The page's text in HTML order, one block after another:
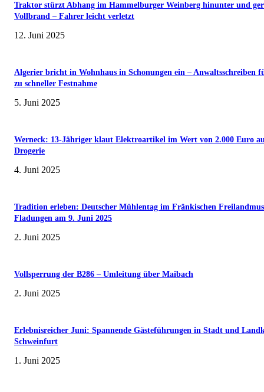
Traktor stürzt Abhang im Hammelburger Weinberg hinunter und
Vollbrand – Fahrer leicht verletzt
12. Juni 2025
Algerier bricht in Wohnhaus in Schonungen ein – Anwaltsschreiben
zu schneller Festnahme
5. Juni 2025
Werneck: 13-Jähriger klaut Elektroartikel im Wert von 2.000 Euro
Drogerie
4. Juni 2025
Tradition erleben: Deutscher Mühlentag im Fränkischen
Fladungen am 9. Juni 2025
2. Juni 2025
Vollsperrung der B286 – Umleitung über Maibach
2. Juni 2025
Erlebnisreicher Juni: Spannende Gästeführungen in Stadt und
Schweinfurt
1. Juni 2025